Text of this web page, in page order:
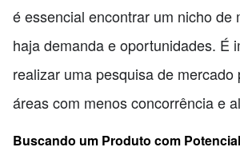
é essencial encontrar um nicho de
haja demanda e oportunidades. É
realizar uma pesquisa de mercado
áreas com menos concorrência e
Buscando um Produto com Potencial